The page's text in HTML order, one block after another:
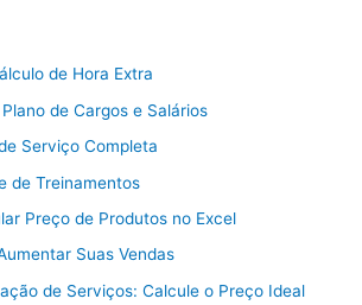
de Hora Extra
de Cargos e Salários
Serviço Completa
de Treinamentos
Preço de Produtos no Excel
Suas Vendas
de Serviços: Calcule o Preço Ideal